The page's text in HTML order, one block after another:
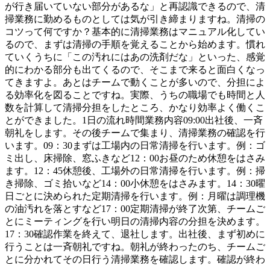
が行き届いていない部分があるな」と再認識できるので、清
掃業務に勤めるものとしては気が引き締まりますね。清掃の
コツって何ですか？基本的に清掃業務はマニュアル化してい
るので、まずは清掃の手順を覚えることから始めます。慣れ
ていくうちに「この汚れにはあの洗剤だな」といった、感覚
的にわかる部分も出てくるので、そこまで来ると面白くなっ
てきますよ。あとはチームで動くことが多いので、分担によ
る効率化を図ることですね。実際、うちの職場でも時間と人
数を計算して清掃分担をしたところ、かなり効率よく働くこ
とができました。1日の流れ時間業務内容09:00出社後、一斉
朝礼をします。その後チームで集まり、清掃業務の確認を行
います。09：30まずは工場内の日常清掃を行います。例：ゴ
ミ出し、床掃除、窓ふきなど12：00お昼のため休憩をはさみ
ます。12：45休憩後、工場外の日常清掃を行います。例：掃
き掃除、ゴミ拾いなど14：00小休憩をはさみます。14：30曜
日ごとに決められた定期清掃を行います。例：月曜は調理機
の油汚れを落とすなど17：00定期清掃が終了次第、チームご
とにミーティングを行い明日の清掃内容の分担を決めます。
17：30確認作業を終えて、退社します。出社後、まず初めに
行うことは一斉朝礼ですね。朝礼が終わったのち、チームご
とに分かれてその日行う清掃業務を確認します。確認が終わ